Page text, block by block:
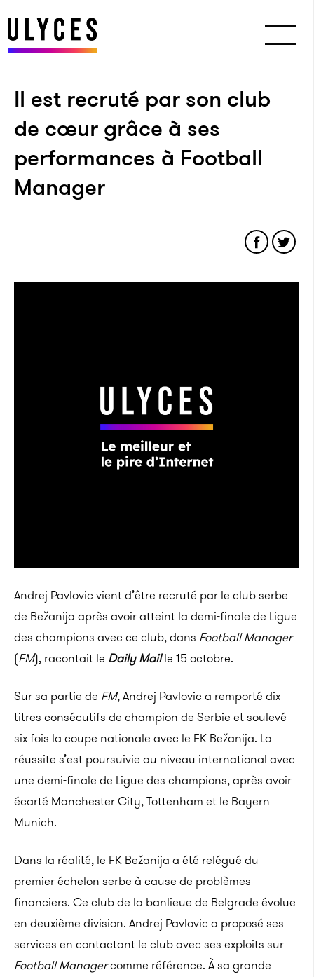
Il est recruté par son club
de cœur grâce à ses
performances à Football
Manager
Andrej Pavlovic vient d’être recruté par le club serbe
de Bežanija après avoir atteint la demi-finale de Ligue
des champions avec ce club, dans Football Manager
(FM), racontait le Daily Maille 15 octobre.
Sur sa partie de FM, Andrej Pavlovic a remporté dix
titres consécutifs de champion de Serbie et soulevé
six fois la coupe nationale avec le FK Bežanija. La
réussite s’est poursuivie au niveau international avec
une demi-finale de Ligue des champions, après avoir
écarté Manchester City, Tottenham et le Bayern
Munich.
Dans la réalité, le FK Bežanija a été relégué du
premier échelon serbe à cause de problèmes
financiers. Ce club de la banlieue de Belgrade évolue
en deuxième division. Andrej Pavlovic a proposé ses
services en contactant le club avec ses exploits sur
Football Managercomme référence. À sa grande